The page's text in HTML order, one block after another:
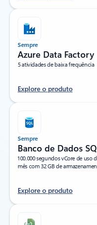
Sempre
Azure Data Factory
5 atividades de baixa frequência
Explore o produto
Sempre
Banco de Dados
100.000 segundos vCore de uso
mês com 32 GB de
Explore o produto